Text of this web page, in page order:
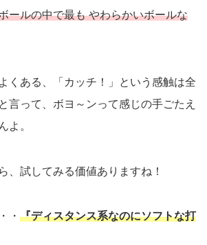
ールの中で最も やわらかいボールな
くある、「カッチ！」という感触は全
言って、ボヨ～ンって感じの手ごたえ
よ。
、試してみる価値ありますね！
・ 『ディスタンス系なのにソフトな打